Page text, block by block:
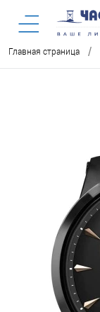
Главная страница /